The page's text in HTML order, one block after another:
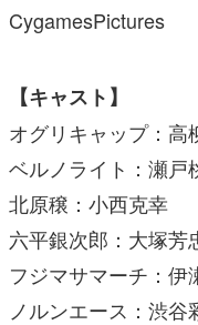
CygamesPictures
【キャスト】
オグリキャップ：高
ベルノライト：瀬戸
北原穣：小西克幸
六平銀次郎：大塚芳
フジマサマーチ：伊
ノルンエース：渋谷